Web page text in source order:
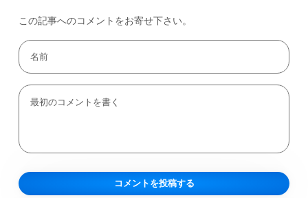
この記事へのコメントをお寄せ下さい。